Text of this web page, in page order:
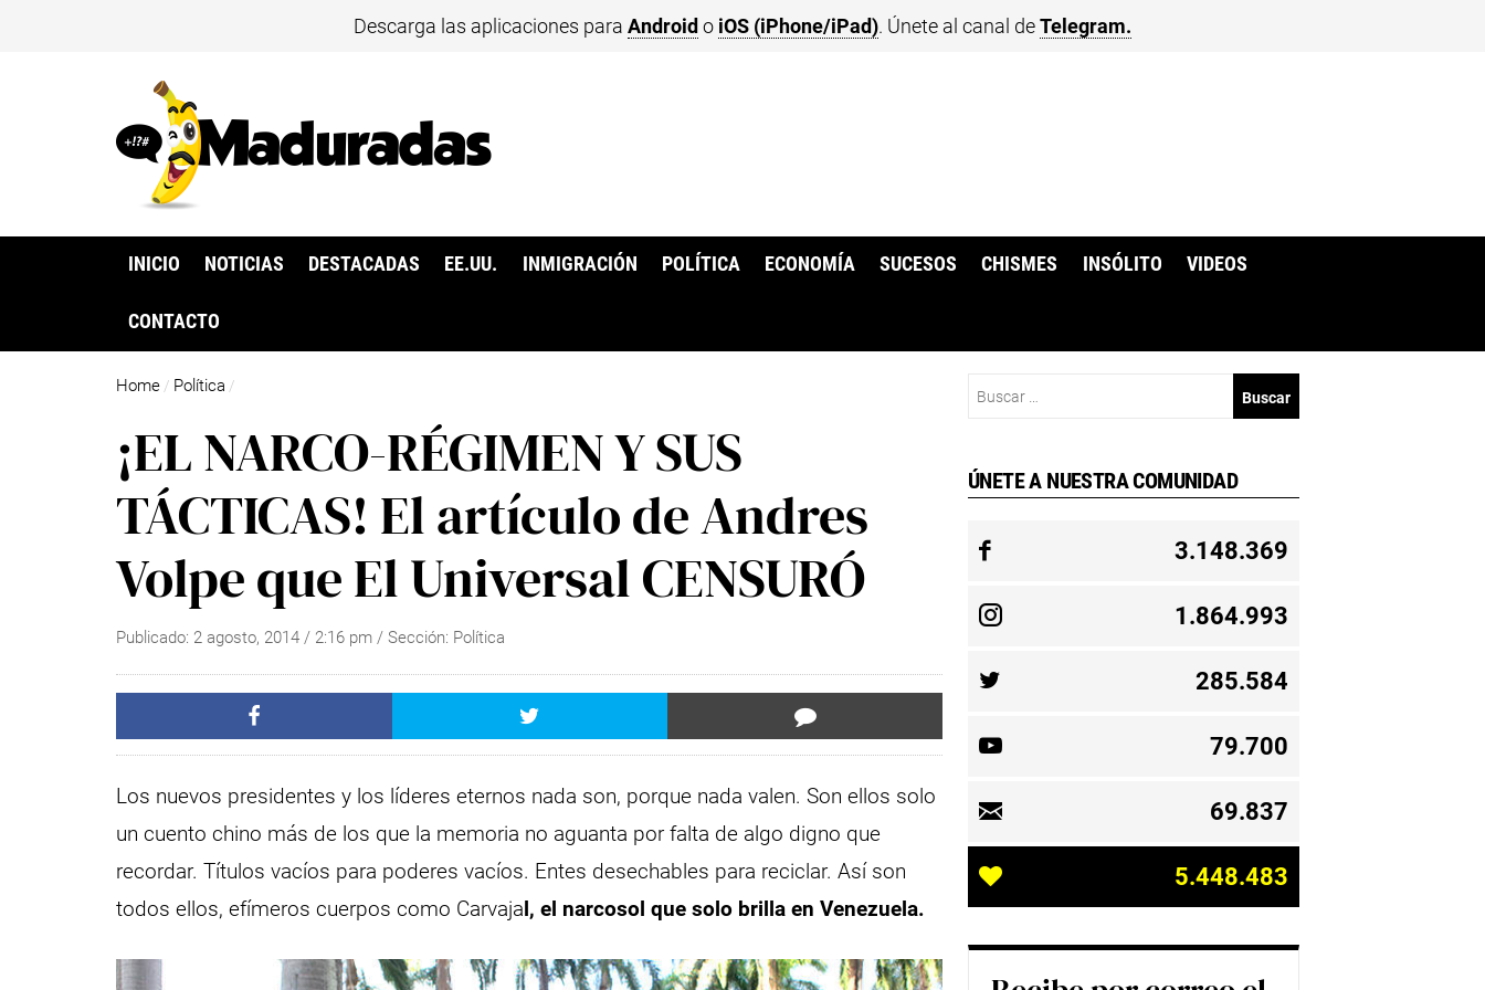
Descarga las aplicaciones para Android o iOS (iPhone/iPad). Únete al canal deTelegram.
INICIO NOTICIAS DESTACADAS EE.UU. INMIGRACIÓN POLÍTICA ECONOMÍA SUCESOS CHISMES INSÓLITO VIDEOS
CONTACTO
Home / Política /
¡EL NARCO-RÉGIMEN Y SUS
TÁCTICAS! El artículo de Andres
Volpe que El Universal CENSURÓ
Publicado: 2 agosto, 2014 / 2:16 pm/ Sección: Política
Los nuevos presidentes y los líderes eternos nada son, porque nada valen. Son ellos solo
un cuento chino más de los que la memoria no aguanta por falta de algo digno que
recordar. Títulos vacíos para poderes vacíos. Entes desechables para reciclar. Así son
todos ellos, efímeros cuerpos como Carvajal, el narcosol que solo brilla en Venezuela.
ÚNETE A NUESTRA COMUNIDAD
3.148.369
1.864.993
285.584
79.700
69.837
5.448.483